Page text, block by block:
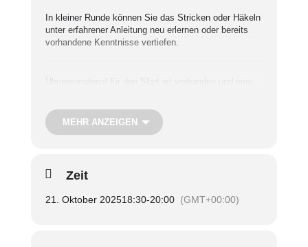
In kleiner Runde können Sie das Stricken oder Häkeln
unter erfahrener Anleitung neu erlernen oder bereits
vorhandene Kenntnisse vertiefen.
Übungsmaterial für den Start ist vorhanden und eine
Termine:Dienstag, 23. September – 16. Dezember
MEHR ANZEIGEN
Zeit
21. Oktober 202518:30-20:00 (GMT+00:00)